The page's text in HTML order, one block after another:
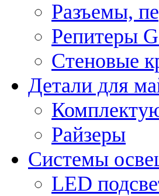
Разъемы,
Репитеры
Стеновые
Детали для
Райзеры
Системы
LED